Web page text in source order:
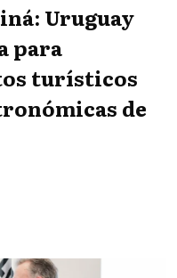
Uruguay
para
turísticos
de